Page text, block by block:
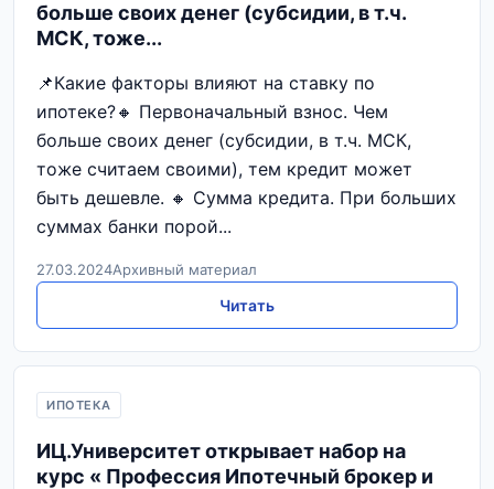
больше своих денег (субсидии, в т.ч.
МСК, тоже...
📌Какие факторы влияют на ставку по
ипотеке?🔸 Первоначальный взнос. Чем
больше своих денег (субсидии, в т.ч. МСК,
тоже считаем своими), тем кредит может
быть дешевле. 🔸 Сумма кредита. При больших
суммах банки порой...
27.03.2024Архивный материал
Читать
ИПОТЕКА
ИЦ.Университет открывает набор на
курс « Профессия Ипотечный брокер и